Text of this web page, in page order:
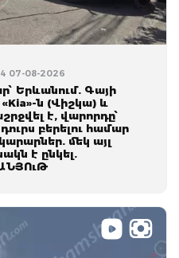
07-08-2026
Երևանում. Գայի
ն (Վիշկա) և
է, վարորդը՝
բերելու համար
մեկ այլ
է ընկել.